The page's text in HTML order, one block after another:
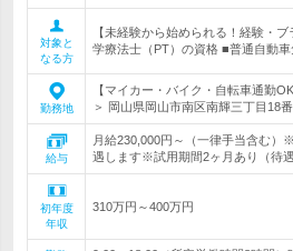
対象と
なる方
【未経験から始められる！経験・
学療法士（PT）の資格 ■普通自動車
勤務地
【マイカー・バイク・自転車通勤
＞ 岡山県岡山市南区南輝三丁目18
給与
月給230,000円～（一律手当含む）
遇します※試用期間2ヶ月あり（待
初年度
年収
310万円～400万円